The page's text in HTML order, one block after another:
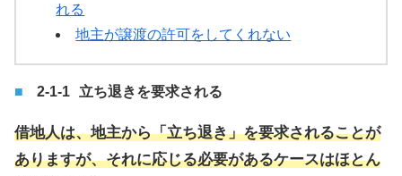
れる
地主が譲渡の許可をしてくれない
立ち退きを要求される
借地人は、地主から「立ち退き」を要求されることが
ありますが、それに応じる必要があるケースはほとん